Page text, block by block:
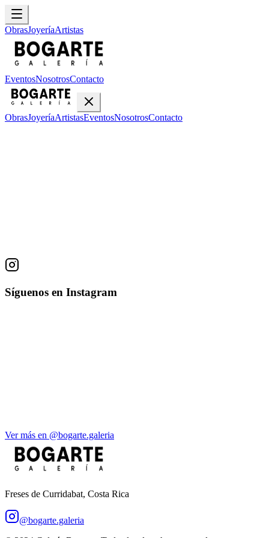
ObrasJoyeríaArtistas
EventosNosotrosContacto
ObrasJoyeríaArtistasEventosNosotrosContacto
Síguenos en Instagram
Ver más en @bogarte.galeria
Freses de Curridabat, Costa Rica
@bogarte.galeria